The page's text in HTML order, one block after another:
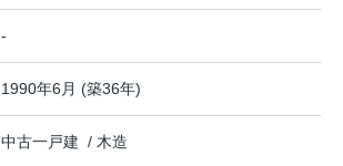
-
1990年6月 (築36年)
中古一戸建 / 木造